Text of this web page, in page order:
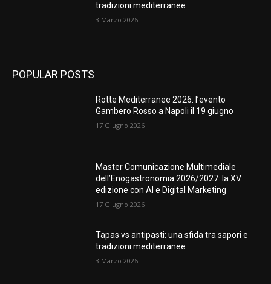
tradizioni mediterranee
3 Marzo 2026
POPULAR POSTS
Rotte Mediterranee 2026: l’evento
Gambero Rosso a Napoli il 19 giugno
17 Giugno 2026
Master Comunicazione Multimediale
dell’Enogastronomia 2026/2027: la XV
edizione con AI e Digital Marketing
17 Giugno 2026
Tapas vs antipasti: una sfida tra sapori e
tradizioni mediterranee
3 Marzo 2026